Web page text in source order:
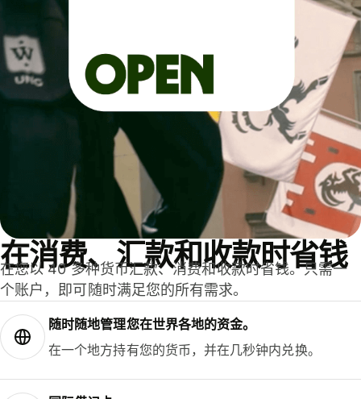
在消费、汇款和收款时省钱
在您以 40 多种货币汇款、消费和收款时省钱。只需一
个账户，即可随时满足您的所有需求。
随时随地管理您在世界各地的资金。
在一个地方持有您的货币，并在几秒钟内兑换。